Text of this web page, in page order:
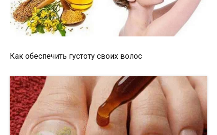
Как обеспечить густоту своих волос